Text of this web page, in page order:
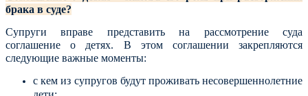
брака в суде?
Супруги вправе представить на рассмотрение суда
соглашение о детях. В этом соглашении закрепляются
следующие важные моменты:
с кем из супругов будут проживать несовершеннолетние